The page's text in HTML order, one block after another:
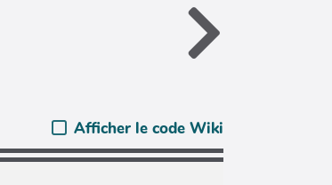
Afficher le code Wiki